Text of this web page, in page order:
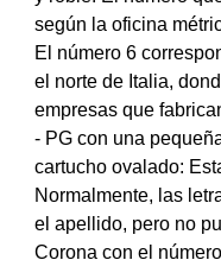
según la oficina
El número 6
el norte de Italia,
empresas que
- PG con una
cartucho ovalado:
Normalmente, las
el apellido, pero no
Corona con el